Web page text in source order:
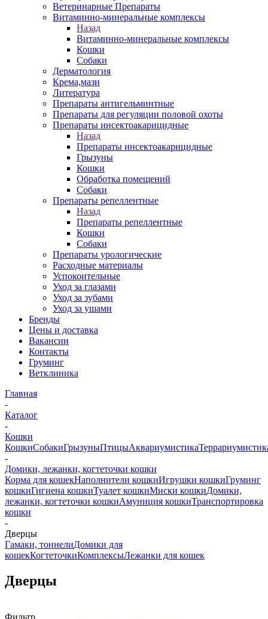
Ветеринарные Препараты
Витаминно-минеральные комплексы
Назад
Витаминно-минеральные комплексы
Кошки
Собаки
Дерматология
Крема,мази
Литература
Препараты антигельминтные
Препараты для регуляции половой охоты
Препараты инсектоакарицидные
Назад
Препараты инсектоакарицидные
Грызуны
Кошки
Обработка помещений
Собаки
Препараты репеллентные
Назад
Препараты репеллентные
Кошки
Собаки
Препараты урологические
Расходные материалы
Успокоительные
Уход за глазами
Уход за зубами
Уход за ушами
Бренды
Цены и доставка
Вакансии
Контакты
Груминг
Ветклиника
Главная
-
Каталог
-
Кошки
КошкиСобакиГрызуныПтицыАквариумистика
-
Домики, лежанки, когтеточки кошки
Корма для кошекНаполнители кошкиИгрушки кошкиГруминг
кошкиГигиена кошкиТуалет кошкиМиски кошкиДомики,
лежанки, когтеточки кошкиАмуниция кошкиТранспортировка
кошки
-
Дверцы
Гамаки, тоннелиДомики для
кошекКогтеточкиКомплексыЛежанки для кошек
Дверцы
Фильтр